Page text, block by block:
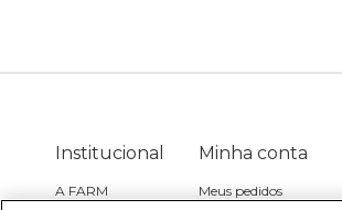
Institucional
A FARM
Minha conta
Meus pedidos